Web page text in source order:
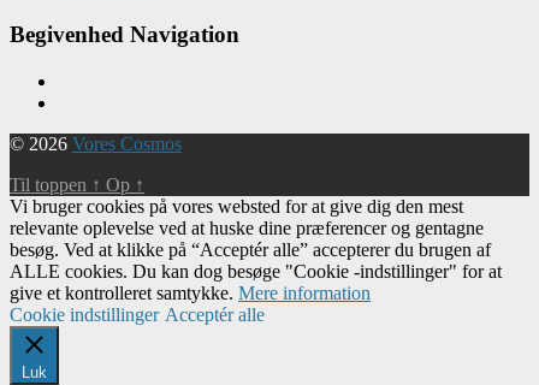
Begivenhed Navigation
© 2026 Vores Cosmos
Til toppen ↑ Op ↑
Vi bruger cookies på vores websted for at give dig den mest
relevante oplevelse ved at huske dine præferencer og gentagne
besøg. Ved at klikke på “Acceptér alle” accepterer du brugen af ​​
ALLE cookies. Du kan dog besøge "Cookie -indstillinger" for at
give et kontrolleret samtykke. Mere information
Cookie indstillinger Acceptér alle
Luk